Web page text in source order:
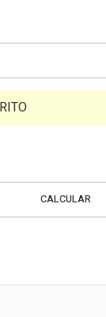
CALCULAR